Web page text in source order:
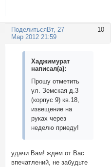
Поделиться 10
Вт, 27
Мар 2012 21:59
Хаджимурат
написал(а):
Прошу отметить
ул. Земская д.3
(корпус 9) кв.18,
извещение на
руках через
неделю приеду!
удачи Вам! ждем от Вас
впечатлений, не забудьте